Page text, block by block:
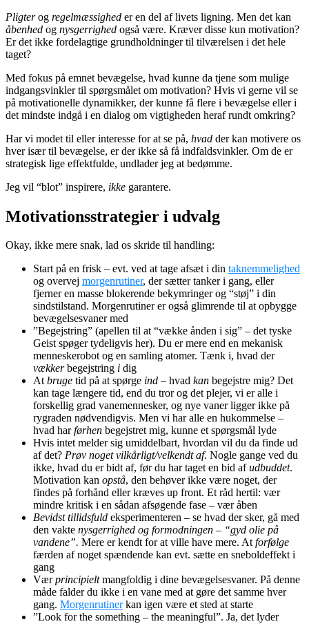
Pligterog regelmæssighed er en del af livets ligning. Men det kan
åbenhed og nysgerrighed også være. Kræver disse kun motivation?
Er det ikke fordelagtige grundholdninger til tilværelsen i det hele
taget?
Med fokus på emnet bevægelse, hvad kunne da tjene som mulige
indgangsvinkler til spørgsmålet om motivation? Hvis vi gerne vil se
på motivationelle dynamikker, der kunne få flere i bevægelse eller i
det mindste indgå i en dialog om vigtigheden heraf rundt omkring?
Har vi modet til eller interesse for at se på, hvad der kan motivere os
hver især til bevægelse, er der ikke så få indfaldsvinkler. Om de er
strategisk lige effektfulde, undlader jeg at bedømme.
Jeg vil “blot” inspirere, ikke garantere.
Motivationsstrategier i udvalg
Okay, ikke mere snak, lad os skride til handling:
Start på en frisk – evt. ved at tage afsæt i din taknemmelighed
og overvej morgenrutiner, der sætter tanker i gang, eller
fjerner en masse blokerende bekymringer og “støj” i din
sindstilstand. Morgenrutiner er også glimrende til at opbygge
bevægelsesvaner med
”Begejstring” (apellen til at “vække ånden i sig” – det tyske
Geist spøger tydeligvis her). Du er mere end en mekanisk
menneskerobot og en samling atomer. Tænk i, hvad der
vækkerbegejstring i dig
Atbruge tid på at spørge ind – hvad kan begejstre mig? Det
kan tage længere tid, end du tror og det plejer, vi er alle i
forskellig grad vanemennesker, og nye vaner ligger ikke på
rygraden nødvendigvis. Men vi har alle en hukommelse –
hvad harførhen begejstret mig, kunne et spørgsmål lyde
Hvis intet melder sig umiddelbart, hvordan vil du da finde ud
af det? Prøv noget vilkårligt/velkendt af. Nogle gange ved du
ikke, hvad du er bidt af, før du har taget en bid afudbuddet.
Motivation kan opstå, den behøver ikke være noget, der
findes på forhånd eller kræves up front. Et råd hertil: vær
mindre kritisk i en sådan afsøgende fase – vær åben
Bevidst tillidsfuld eksperimenteren – se hvad der sker, gå med
den vakte nysgerrighed og formodningen – “gyd olie på
vandene”. Mere er kendt for at ville have mere. Atforfølge
færden af noget spændende kan evt. sætte en sneboldeffekt i
gang
Værprincipieltmangfoldig i dine bevægelsesvaner. På denne
måde falder du ikke i en vane med at gøre det samme hver
gang. Morgenrutinerkan igen være et sted at starte
”Look for the something – the meaningful”. Ja, det lyder